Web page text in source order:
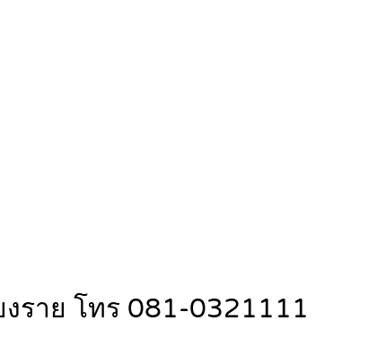
ราย โทร 081-0321111